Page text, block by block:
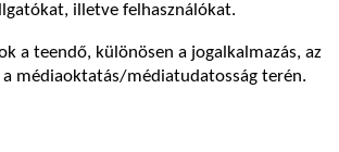
illetve felhasználókat.
a teendő, különösen a jogalkalmazás, az
a médiaoktatás/médiatudatosság terén.